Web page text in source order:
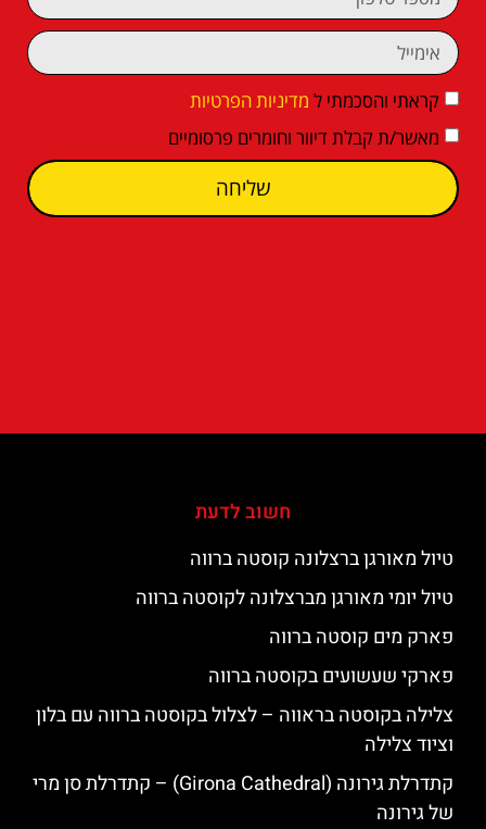
קראתי והסכמתי ל מדיניות הפרטיות
מאשר/ת קבלת דיוור וחומרים פרסומיים
שליחה
חשוב לדעת
טיול מאורגן ברצלונה קוסטה ברווה
טיול יומי מאורגן מברצלונה לקוסטה ברווה
פארק מים קוסטה ברווה
פארקי שעשועים בקוסטה ברווה
צלילה בקוסטה בראווה – לצלול בקוסטה ברווה עם בלון
וציוד צלילה
קתדרלת גירונה (Girona Cathedral) – קתדרלת סן מרי
של גירונה